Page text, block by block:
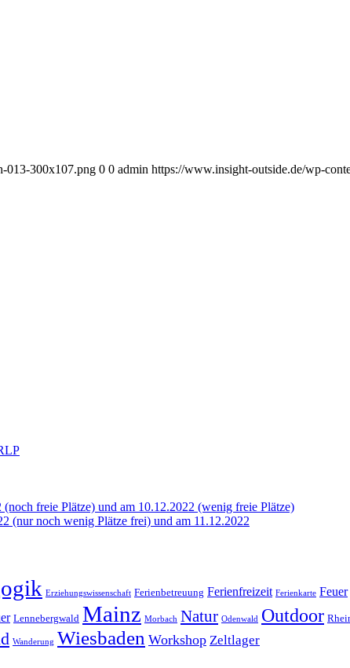
013-300x107.png 0 0 admin https://www.insight-outside.de/wp-
freie Plätze) und am 10.12.2022 (wenig freie Plätze)
(nur noch wenig Plätze frei) und am 11.12.2022
Erziehungswissenschaft Ferienbetreuung Ferienfreizeit Ferienkarte Feuer
Lennebergwald Mainz Morbach Natur Odenwald Outdoor
Wanderung Wiesbaden Workshop Zeltlager